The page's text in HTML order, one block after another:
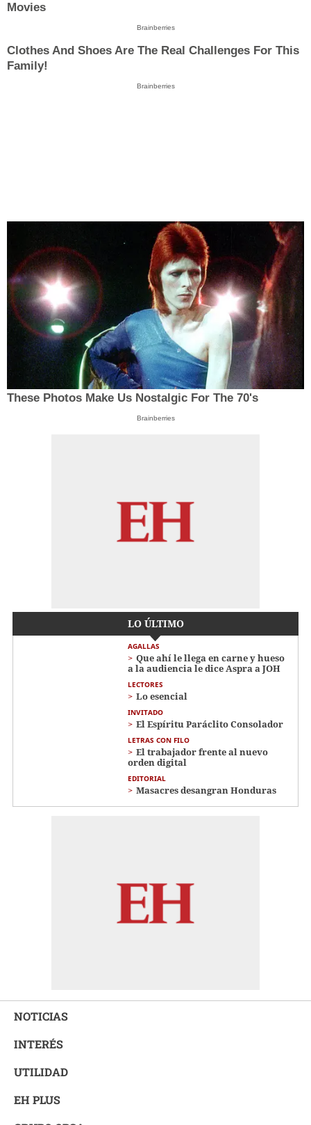
Movies
Brainberries
Clothes And Shoes Are The Real Challenges For This
Family!
Brainberries
These Photos Make Us Nostalgic For The 70's
Brainberries
LO ÚLTIMO
AGALLAS
Que ahí le llega en carne y hueso
a la audiencia le dice Aspra a JOH
LECTORES
Lo esencial
INVITADO
El Espíritu Paráclito Consolador
LETRAS CON FILO
El trabajador frente al nuevo
orden digital
EDITORIAL
Masacres desangran Honduras
NOTICIAS
INTERÉS
UTILIDAD
EH PLUS